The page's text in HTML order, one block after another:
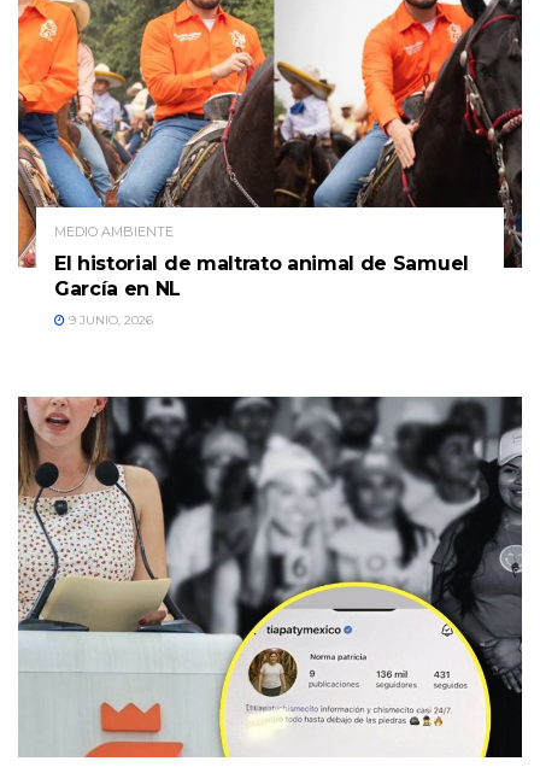
MEDIO AMBIENTE
El historial de maltrato animal de Samuel
García en NL
9 JUNIO, 2026